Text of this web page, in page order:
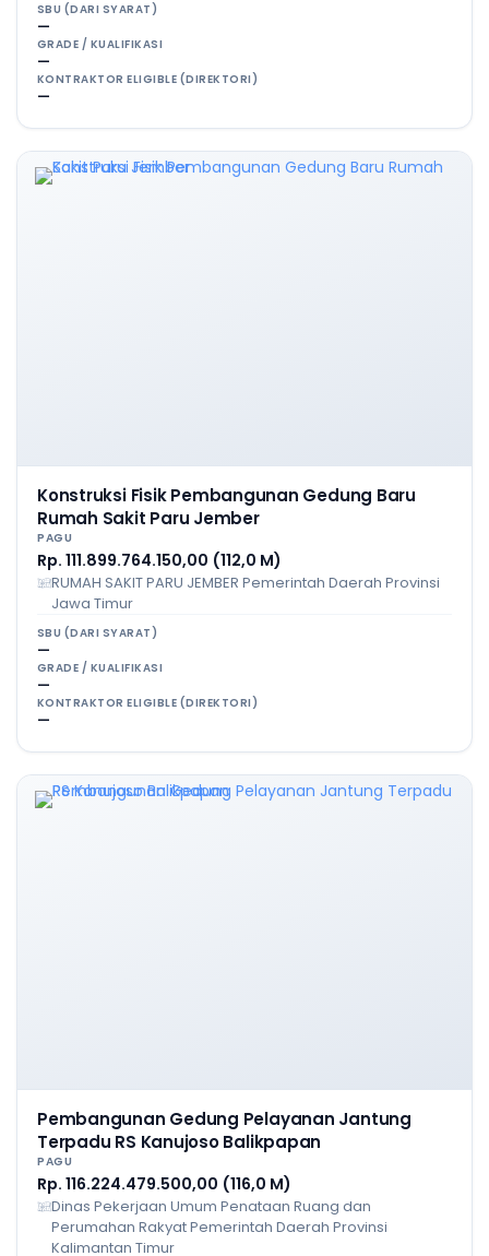
SBU (DARI SYARAT)
—
GRADE / KUALIFIKASI
—
KONTRAKTOR ELIGIBLE (DIREKTORI)
—
Konstruksi Fisik Pembangunan Gedung Baru
Rumah Sakit Paru Jember
PAGU
Rp. 111.899.764.150,00 (112,0 M)
RUMAH SAKIT PARU JEMBER Pemerintah Daerah Provinsi
Jawa Timur
SBU (DARI SYARAT)
—
GRADE / KUALIFIKASI
—
KONTRAKTOR ELIGIBLE (DIREKTORI)
—
Pembangunan Gedung Pelayanan Jantung
Terpadu RS Kanujoso Balikpapan
PAGU
Rp. 116.224.479.500,00 (116,0 M)
Dinas Pekerjaan Umum Penataan Ruang dan
Perumahan Rakyat Pemerintah Daerah Provinsi
Kalimantan Timur